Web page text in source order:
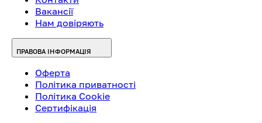
Вакансії
Нам довіряють
ПРАВОВА ІНФОРМАЦІЯ
Оферта
Політика приватності
Політика Cookie
Сертифікація